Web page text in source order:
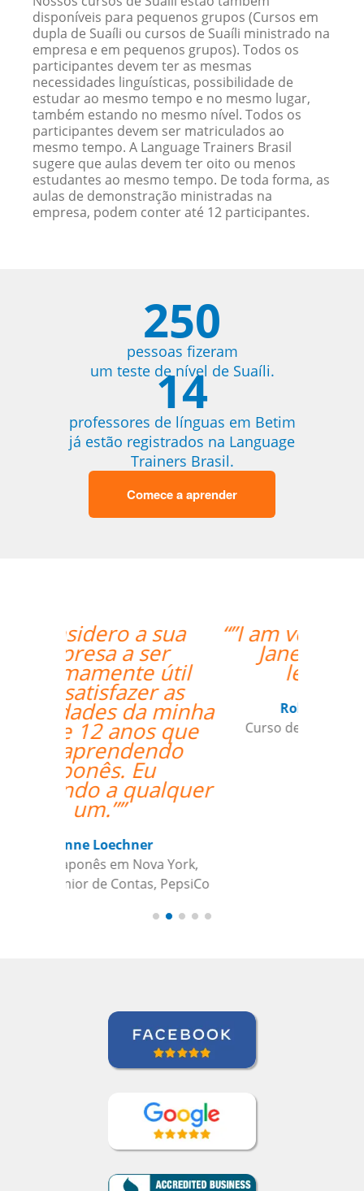
disponíveis para pequenos grupos (Cursos em
dupla de Suaíli ou cursos de Suaíli ministrado na
empresa e em pequenos grupos). Todos os
participantes devem ter as mesmas
necessidades linguísticas, possibilidade de
estudar ao mesmo tempo e no mesmo lugar,
também estando no mesmo nível. Todos os
participantes devem ser matriculados ao
mesmo tempo. A Language Trainers Brasil
sugere que aulas devem ter oito ou menos
estudantes ao mesmo tempo. De toda forma, as
aulas de demonstração ministradas na
empresa, podem conter até 12 participantes.
250
pessoas fizeram
um teste de nível de Suaíli.
14
professores de línguas em Betim
já estão registrados na Language
Trainers Brasil.
Comece a aprender
“”I am very happy with
Jane, I love our
lessons.””
Roland Tschanz
Curso de em Belo Horizonte